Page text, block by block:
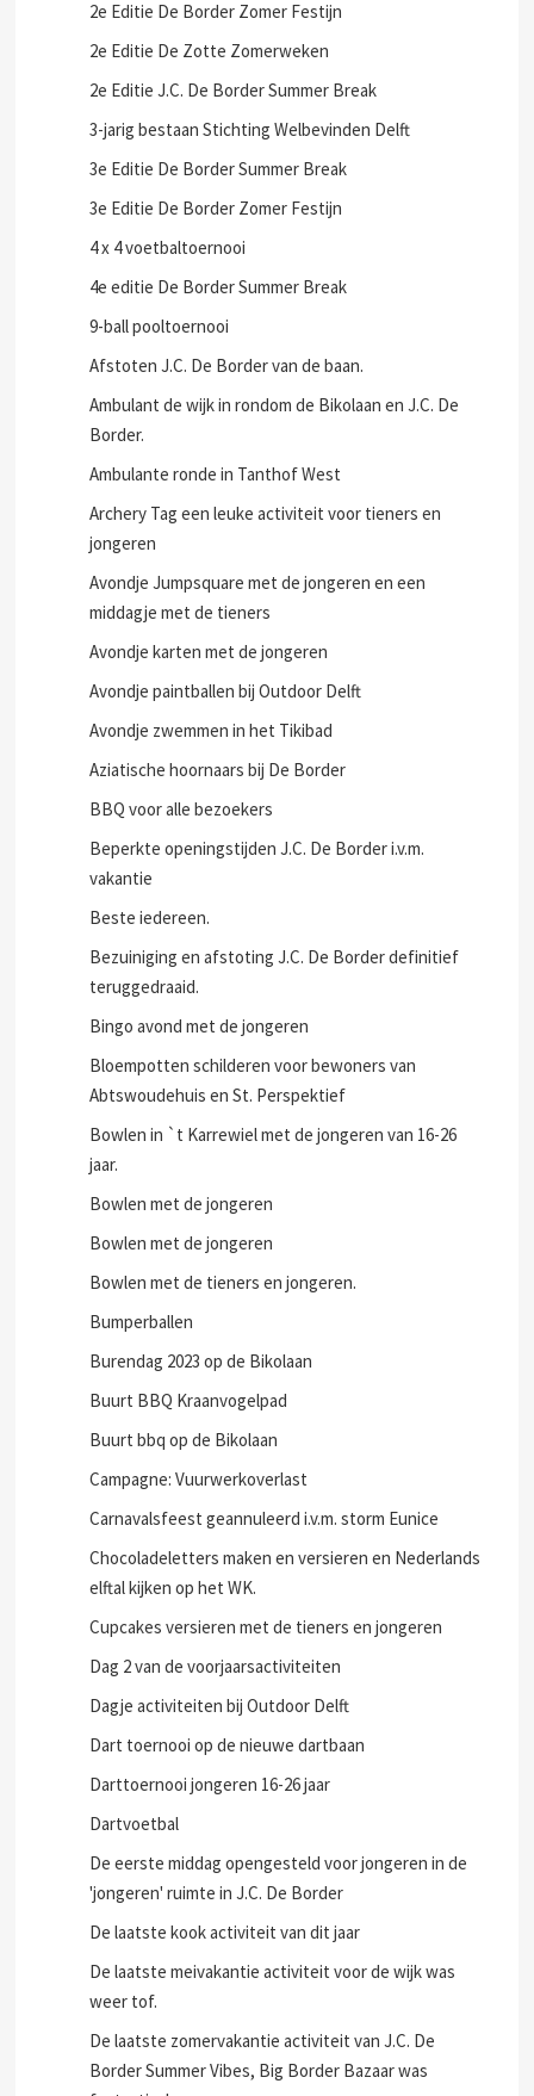
2e Editie De Border Zomer Festijn
2e Editie De Zotte Zomerweken
2e Editie J.C. De Border Summer Break
3-jarig bestaan Stichting Welbevinden Delft
3e Editie De Border Summer Break
3e Editie De Border Zomer Festijn
4 x 4 voetbaltoernooi
4e editie De Border Summer Break
9-ball pooltoernooi
Afstoten J.C. De Border van de baan.
Ambulant de wijk in rondom de Bikolaan en J.C. De
Border.
Ambulante ronde in Tanthof West
Archery Tag een leuke activiteit voor tieners en
jongeren
Avondje Jumpsquare met de jongeren en een
middagje met de tieners
Avondje karten met de jongeren
Avondje paintballen bij Outdoor Delft
Avondje zwemmen in het Tikibad
Aziatische hoornaars bij De Border
BBQ voor alle bezoekers
Beperkte openingstijden J.C. De Border i.v.m.
vakantie
Beste iedereen.
Bezuiniging en afstoting J.C. De Border definitief
teruggedraaid.
Bingo avond met de jongeren
Bloempotten schilderen voor bewoners van
Abtswoudehuis en St. Perspektief
Bowlen in `t Karrewiel met de jongeren van 16-26
jaar.
Bowlen met de jongeren
Bowlen met de jongeren
Bowlen met de tieners en jongeren.
Bumperballen
Burendag 2023 op de Bikolaan
Buurt BBQ Kraanvogelpad
Buurt bbq op de Bikolaan
Campagne: Vuurwerkoverlast
Carnavalsfeest geannuleerd i.v.m. storm Eunice
Chocoladeletters maken en versieren en Nederlands
elftal kijken op het WK.
Cupcakes versieren met de tieners en jongeren
Dag 2 van de voorjaarsactiviteiten
Dagje activiteiten bij Outdoor Delft
Dart toernooi op de nieuwe dartbaan
Darttoernooi jongeren 16-26 jaar
Dartvoetbal
De eerste middag opengesteld voor jongeren in de
'jongeren' ruimte in J.C. De Border
De laatste kook activiteit van dit jaar
De laatste meivakantie activiteit voor de wijk was
weer tof.
De laatste zomervakantie activiteit van J.C. De
Border Summer Vibes, Big Border Bazaar was